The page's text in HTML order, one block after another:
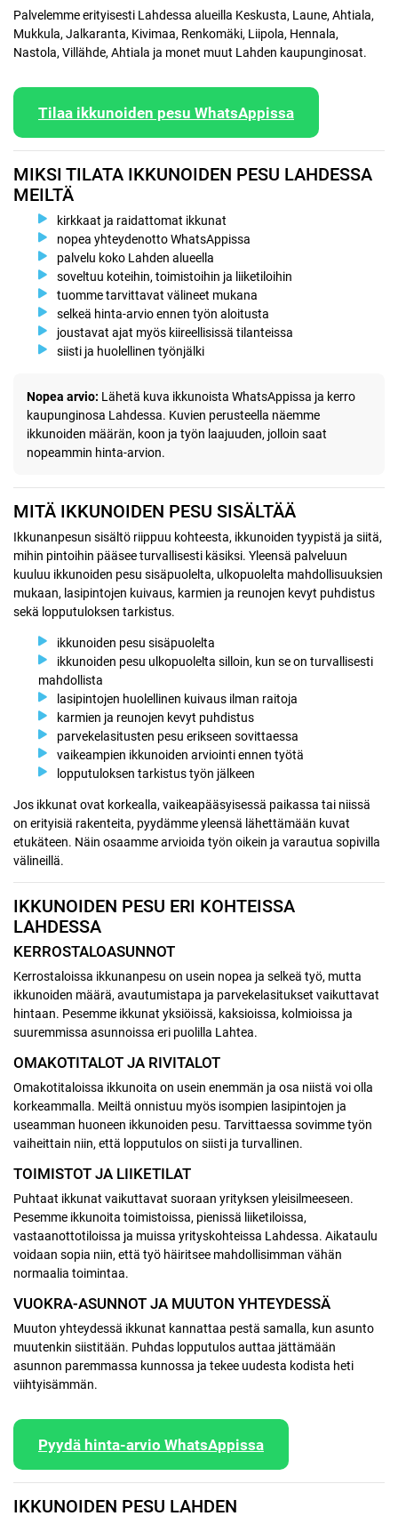
Palvelemme erityisesti Lahdessa alueilla Keskusta, Laune, Ahtiala,
Mukkula, Jalkaranta, Kivimaa, Renkomäki, Liipola, Hennala,
Nastola, Villähde, Ahtiala ja monet muut Lahden kaupunginosat.
Tilaa ikkunoiden pesu WhatsAppissa
MIKSI TILATA IKKUNOIDEN PESU LAHDESSA
MEILTÄ
kirkkaat ja raidattomat ikkunat
nopea yhteydenotto WhatsAppissa
palvelu koko Lahden alueella
soveltuu koteihin, toimistoihin ja liiketiloihin
tuomme tarvittavat välineet mukana
selkeä hinta-arvio ennen työn aloitusta
joustavat ajat myös kiireellisissä tilanteissa
siisti ja huolellinen työnjälki
Nopea arvio: Lähetä kuva ikkunoista WhatsAppissa ja kerro
kaupunginosa Lahdessa. Kuvien perusteella näemme
ikkunoiden määrän, koon ja työn laajuuden, jolloin saat
nopeammin hinta-arvion.
MITÄ IKKUNOIDEN PESU SISÄLTÄÄ
Ikkunanpesun sisältö riippuu kohteesta, ikkunoiden tyypistä ja siitä,
mihin pintoihin pääsee turvallisesti käsiksi. Yleensä palveluun
kuuluu ikkunoiden pesu sisäpuolelta, ulkopuolelta mahdollisuuksien
mukaan, lasipintojen kuivaus, karmien ja reunojen kevyt puhdistus
sekä lopputuloksen tarkistus.
ikkunoiden pesu sisäpuolelta
ikkunoiden pesu ulkopuolelta silloin, kun se on turvallisesti
mahdollista
lasipintojen huolellinen kuivaus ilman raitoja
karmien ja reunojen kevyt puhdistus
parvekelasitusten pesu erikseen sovittaessa
vaikeampien ikkunoiden arviointi ennen työtä
lopputuloksen tarkistus työn jälkeen
Jos ikkunat ovat korkealla, vaikeapääsyisessä paikassa tai niissä
on erityisiä rakenteita, pyydämme yleensä lähettämään kuvat
etukäteen. Näin osaamme arvioida työn oikein ja varautua sopivilla
välineillä.
IKKUNOIDEN PESU ERI KOHTEISSA
LAHDESSA
KERROSTALOASUNNOT
Kerrostaloissa ikkunanpesu on usein nopea ja selkeä työ, mutta
ikkunoiden määrä, avautumistapa ja parvekelasitukset vaikuttavat
hintaan. Pesemme ikkunat yksiöissä, kaksioissa, kolmioissa ja
suuremmissa asunnoissa eri puolilla Lahtea.
OMAKOTITALOT JA RIVITALOT
Omakotitaloissa ikkunoita on usein enemmän ja osa niistä voi olla
korkeammalla. Meiltä onnistuu myös isompien lasipintojen ja
useamman huoneen ikkunoiden pesu. Tarvittaessa sovimme työn
vaiheittain niin, että lopputulos on siisti ja turvallinen.
TOIMISTOT JA LIIKETILAT
Puhtaat ikkunat vaikuttavat suoraan yrityksen yleisilmeeseen.
Pesemme ikkunoita toimistoissa, pienissä liiketiloissa,
vastaanottotiloissa ja muissa yrityskohteissa Lahdessa. Aikataulu
voidaan sopia niin, että työ häiritsee mahdollisimman vähän
normaalia toimintaa.
VUOKRA-ASUNNOT JA MUUTON YHTEYDESSÄ
Muuton yhteydessä ikkunat kannattaa pestä samalla, kun asunto
muutenkin siistitään. Puhdas lopputulos auttaa jättämään
asunnon paremmassa kunnossa ja tekee uudesta kodista heti
viihtyisämmän.
Pyydä hinta-arvio WhatsAppissa
IKKUNOIDEN PESU LAHDEN